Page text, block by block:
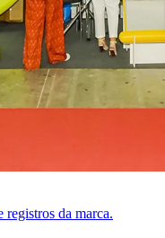
registros da marca.